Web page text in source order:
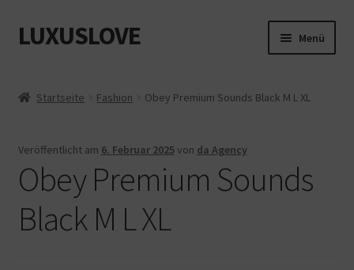
Zur
Navigation
Zum
Inhalt
LUXUSLOVE Menü
Impressum
Startseite Fashion Obey Premium Sounds Black M L XL
Veröffentlicht am 6. Februar 2025von da Agency
Obey Premium Sounds
Black M L XL